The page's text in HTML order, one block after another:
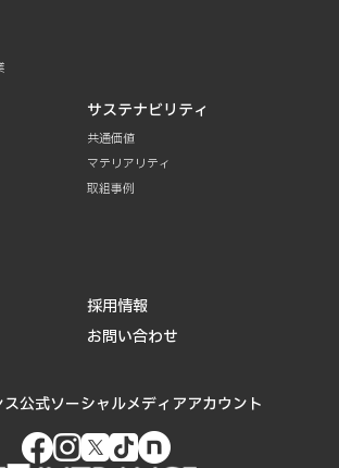
サステナビリティ
共通価値
マテリアリティ
取組事例
採用情報
お問い合わせ
公式ソーシャルメディアアカウント